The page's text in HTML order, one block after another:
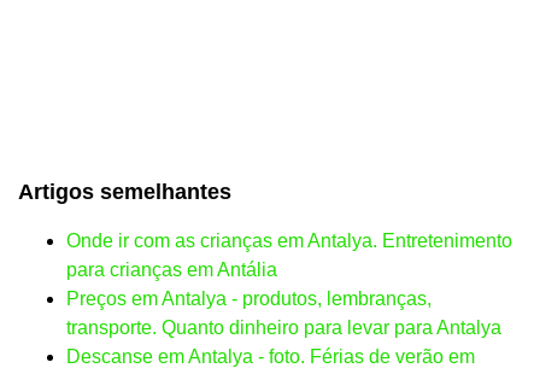
Artigos semelhantes
Onde ir com as crianças em Antalya. Entretenimento
para crianças em Antália
Preços em Antalya - produtos, lembranças,
transporte. Quanto dinheiro para levar para Antalya
Descanse em Antalya - foto. Férias de verão em